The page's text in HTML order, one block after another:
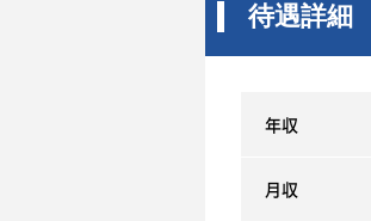
待遇詳細
年収
月収